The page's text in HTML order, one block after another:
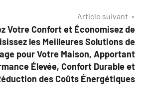
Article suivant
Votre Confort et Économisez de
les Meilleures Solutions de
pour Votre Maison, Apportant
Élevée, Confort Durable et
des Coûts Énergétiques